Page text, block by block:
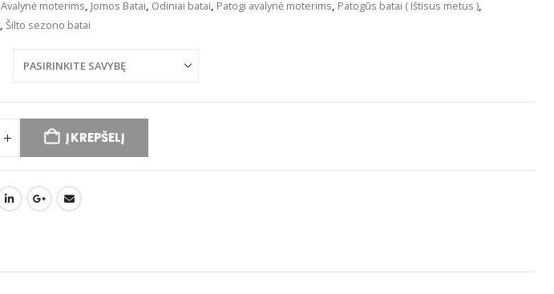
Avalynė moterims, Jomos Batai, Odiniai batai, Patogi avalynė moterims, Patogūs batai ( Ištisus metus ),
, Šilto sezono batai
Į KREPŠELĮ